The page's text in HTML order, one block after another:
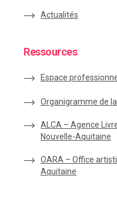
Actualités
Ressources
Espace
Organigramme de
ALCA – Agence
Nouvelle-Aquitaine
OARA – Office
Aquitaine